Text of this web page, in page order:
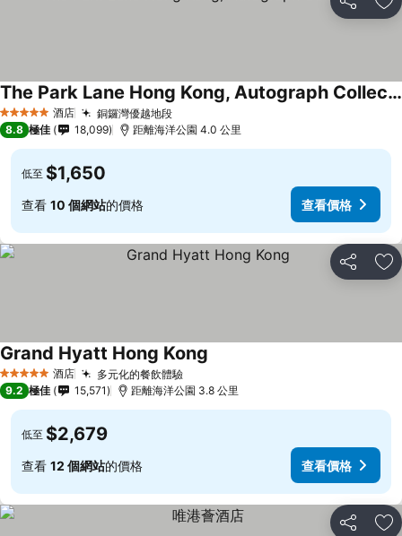
分享 放
5 星級 酒店 銅鑼灣優越地段查看價格
The Park Lane Hong Kong, Autograph Collection
查看價格
8.8 極佳 18,099 距離海洋公園 4.0 公里
低至 $1,650
查看 10 個網站的價格 查看價格
分享 放
5 星級 酒店 多元化的餐飲體驗查看價格
Grand Hyatt Hong Kong
9.2 極佳 15,571 距離海洋公園 3.8 公里
低至 $2,679
查看 12 個網站的價格 查看價格
分享 放